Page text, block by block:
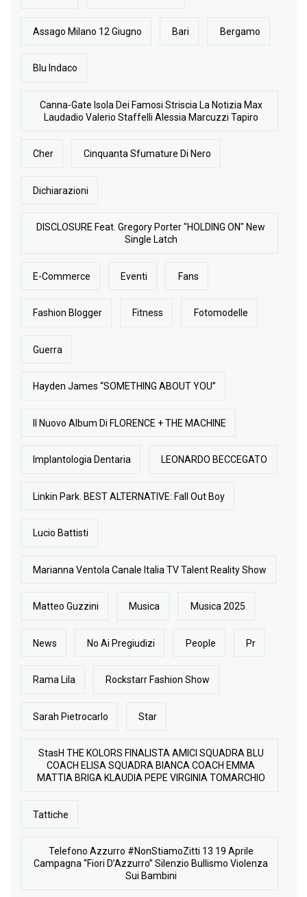
Assago Milano 12 Giugno Bari Bergamo
Blu Indaco
Canna-Gate Isola Dei Famosi Striscia La Notizia Max
Laudadio Valerio Staffelli Alessia Marcuzzi Tapiro
Cher Cinquanta Sfumature Di Nero
Dichiarazioni
DISCLOSURE Feat. Gregory Porter "HOLDING ON" New
Single Latch
E-Commerce Eventi Fans
Fashion Blogger Fitness Fotomodelle
Guerra
Hayden James “SOMETHING ABOUT YOU”
Il Nuovo Album Di FLORENCE + THE MACHINE
Implantologia Dentaria LEONARDO BECCEGATO
Linkin Park. BEST ALTERNATIVE: Fall Out Boy
Lucio Battisti
Marianna Ventola Canale Italia TV Talent Reality Show
Matteo Guzzini Musica Musica 2025
News No Ai Pregiudizi People Pr
Rama Lila Rockstarr Fashion Show
Sarah Pietrocarlo Star
StasH THE KOLORS FINALISTA AMICI SQUADRA BLU
COACH ELISA SQUADRA BIANCA COACH EMMA
MATTIA BRIGA KLAUDIA PEPE VIRGINIA TOMARCHIO
Tattiche
Telefono Azzurro #NonStiamoZitti 13 19 Aprile
Campagna “Fiori D’Azzurro” Silenzio Bullismo Violenza
Sui Bambini